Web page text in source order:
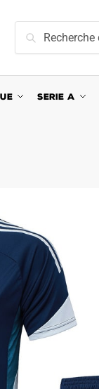
pour :
Recherche
SERIE A